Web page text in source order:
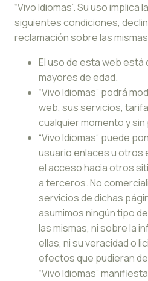
“Vivo Idiomas”. Su uso implica
siguientes condiciones,
reclamación sobre las
El uso de esta web está
mayores de edad.
“Vivo Idiomas” podrá
web, sus servicios,
cualquier momento y
“Vivo Idiomas” puede
usuario enlaces u otros
el acceso hacia otros
a terceros. No
servicios de dichas
asumimos ningún tipo
las mismas, ni sobre la
ellas, ni su veracidad o
efectos que pudieran
“Vivo Idiomas”